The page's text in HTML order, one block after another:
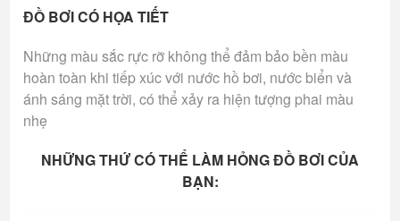
ĐỒ BƠI CÓ HỌA TIẾT
Những màu sắc rực rỡ không thể đảm bảo bền màu
hoàn toàn khi tiếp xúc với nước hồ bơi, nước biển và
ánh sáng mặt trời, có thể xảy ra hiện tượng phai màu
nhẹ
NHỮNG THỨ CÓ THỂ LÀM HỎNG ĐỒ BƠI CỦA
BẠN: